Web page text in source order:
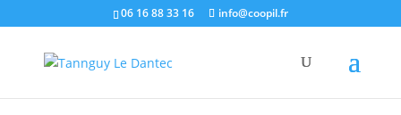
06 16 88 33 16 info@coopil.fr